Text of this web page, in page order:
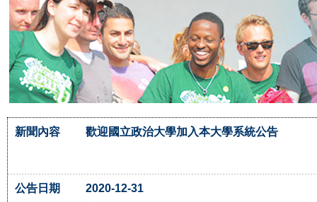
新聞內容 歡迎國立政治大學加入本大學系統公告
公告日期 2020-12-31